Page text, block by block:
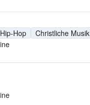
Hip-Hop Christliche Musik